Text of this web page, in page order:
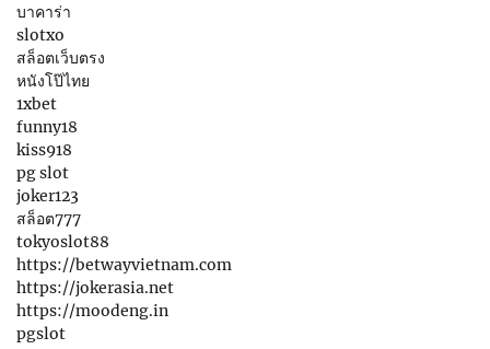
บาคาร่า
slotxo
สล็อตเว็บตรง
หนังโป๊ไทย
1xbet
funny18
kiss918
pg slot
joker123
สล็อต777
tokyoslot88
https://betwayvietnam.com
https://jokerasia.net
https://moodeng.in
pgslot